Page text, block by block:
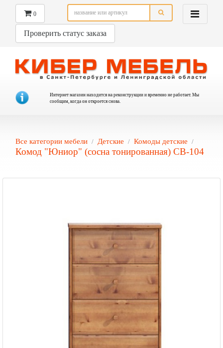
0
Проверить статус заказа
Интернет магазин находится на реконструкции и временно не работает. Мы
сообщим, когда он откроется снова.
Все категории мебели Детские Комоды детские
Комод "Юниор" (сосна тонированная) СВ-104